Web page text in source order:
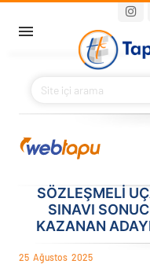
Main
BAKANIMIZ
KURUMSAL
PROJELER
E-HİZMETLER
SÖZLEŞMELİ
SINAVI
KAZANAN
25 Ağustos 2025